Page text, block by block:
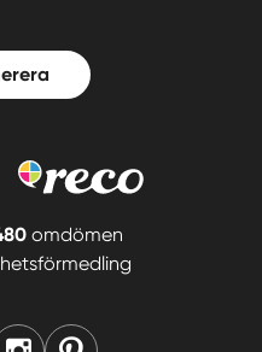
omdömen